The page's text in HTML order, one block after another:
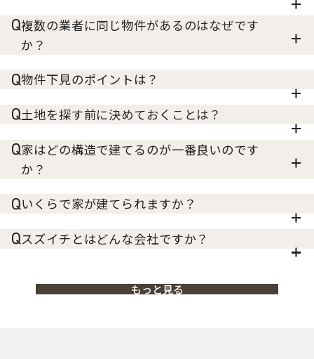
複数の業者に同じ物件があるのはなぜです
か？
物件下見のポイントは？
土地を探す前に決めておくことは？
家はどの構造で建てるのが一番良いのです
か？
いくらで家が建てられますか？
スズイチとはどんな会社ですか？
もっと見る